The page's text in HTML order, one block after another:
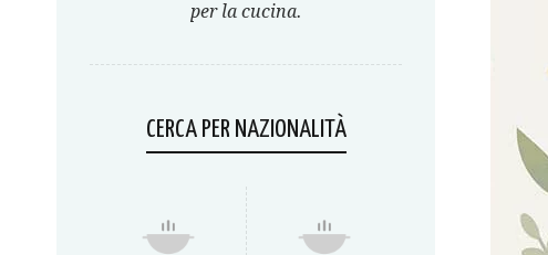
per la cucina.
CERCA PER NAZIONALITÀ